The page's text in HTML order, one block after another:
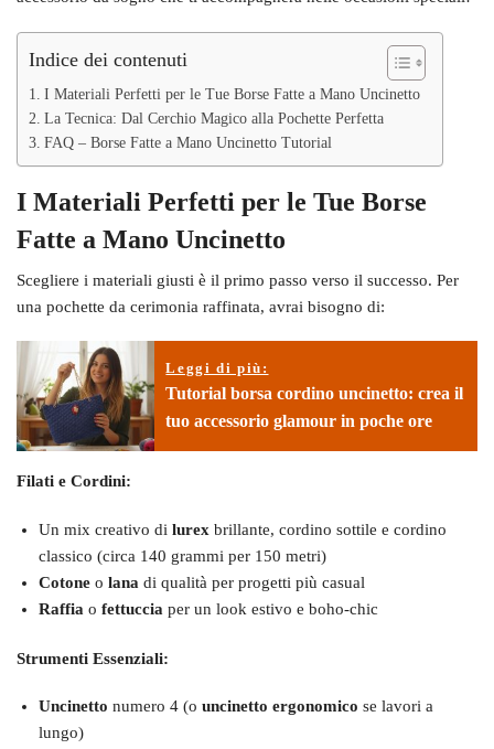
Indice dei contenuti
I Materiali Perfetti per le Tue Borse Fatte a Mano Uncinetto
La Tecnica: Dal Cerchio Magico alla Pochette Perfetta
FAQ – Borse Fatte a Mano Uncinetto Tutorial
I Materiali Perfetti per le Tue Borse
Fatte a Mano Uncinetto
Scegliere i materiali giusti è il primo passo verso il successo. Per
una pochette da cerimonia raffinata, avrai bisogno di:
Leggi di più:
Tutorial borsa cordino uncinetto: crea il
tuo accessorio glamour in poche ore
Filati e Cordini:
Un mix creativo di lurex brillante, cordino sottile e cordino
classico (circa 140 grammi per 150 metri)
Cotone o lana di qualità per progetti più casual
Raffia o fettuccia per un look estivo e boho-chic
Strumenti Essenziali:
Uncinetto numero 4 (o uncinetto ergonomico se lavori a
lungo)